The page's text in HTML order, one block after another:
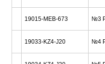
19015-MEB-673 №3
19033-KZ4-J20 №4